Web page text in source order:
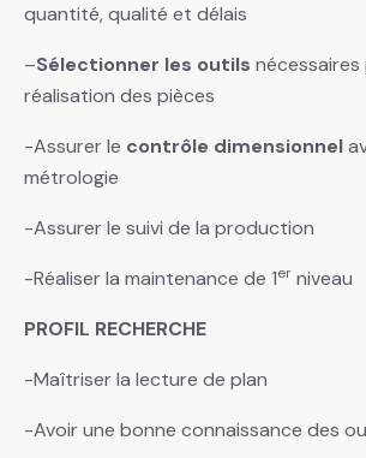
quantité, qualité et délais
–Sélectionner les outils
réalisation des pièces
-Assurer le contrôle dimensionnel
métrologie
-Assurer le suivi de la production
-Réaliser la maintenance de 1er niveau
PROFIL RECHERCHE
-Maîtriser la lecture de plan
-Avoir une bonne connaissance des